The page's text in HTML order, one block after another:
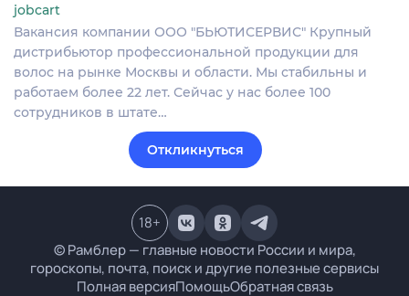
jobcart
Вакансия компании ООО "БЬЮТИСЕРВИС" Крупный
дистрибьютор профессиональной продукции для
волос на рынке Москвы и области. Мы стабильны и
работаем более 22 лет. Сейчас у нас более 100
сотрудников в штате…
Откликнуться
© Рамблер — главные новости России и мира,
гороскопы, почта, поиск и другие полезные сервисы
Полная версияПомощьОбратная связь
18+